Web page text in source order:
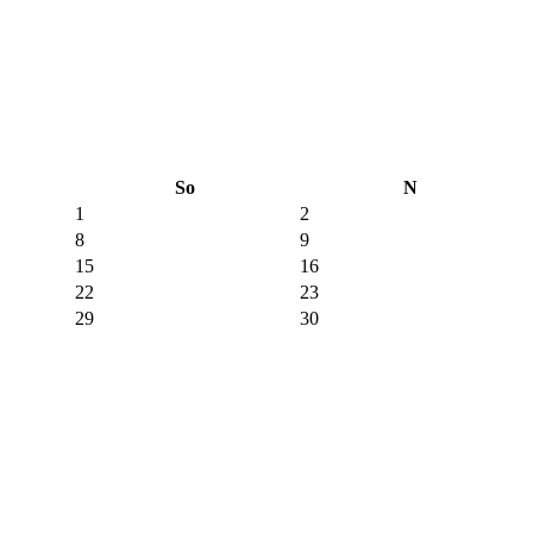
So
N
1
2
8
9
15
16
22
23
29
30